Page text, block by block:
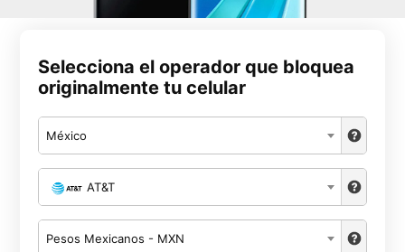
Selecciona el operador que bloquea
originalmente tu celular
México
AT&T
Pesos Mexicanos - MXN